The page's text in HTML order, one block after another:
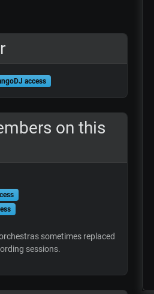
access
on this
sometimes replaced
sessions.